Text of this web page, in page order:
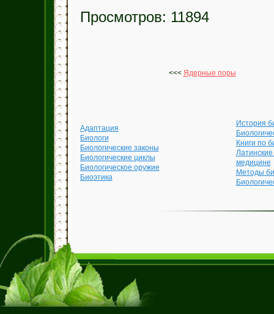
Просмотров: 11894
<<< Ядерные поры
Адаптация
Биологи
Биологические законы
Биологические циклы
Биологическое оружие
Биоэтика
История
Книги по
медицине
Методы